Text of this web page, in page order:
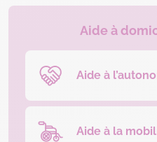
Aide à
Aide à
Aide à la